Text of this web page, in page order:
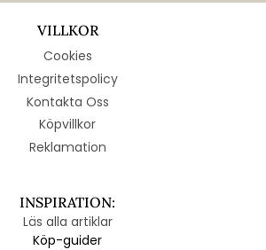
VILLKOR
Cookies
Integritetspolicy
Kontakta Oss
Köpvillkor
Reklamation
INSPIRATION:
Läs alla artiklar
Köp-guider